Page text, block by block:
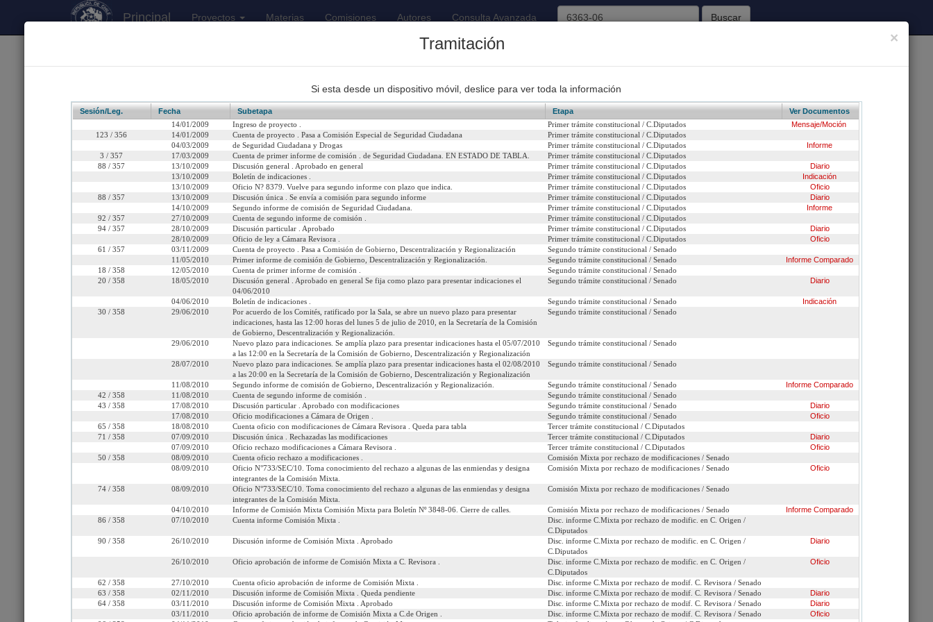
Principal Proyectos Materias Comisiones Autores Consulta Avanzada Buscar
Proyectos Iniciados 2026 170 Proyectos de Ley Despachados 93 Sesiones Celebradas 62
Boletín 6363-06
Título: Regula el cierre de calles y pasajes por motivos de seguridad ciudadana
Fecha de Ingreso: Miércoles 14 de Enero, 2009 Urgencia Actual: Sin urgencia
Cámara de Origen: C.Diputados Iniciativa: Moción
Tipo de Proyecto: Proyecto de ley Refundido: (Refundido con: 6289-25 / 3848-06 *matriz* / 6363-06 )
Etapa: Tramitación terminada
Ley N° 20.499 (Diario Oficial del 08/02/2011)
Link para compartir: http://www.senado.cl/appsenado/templates/tramitacion/index.php?boletin_ini=6363-06
Seleccione la información que desea ver:
Tramitación Informes Oficios Indicaciones Materias
×
Tramitación
Si esta desde un dispositivo móvil, deslice para ver toda la información
Sesión/Leg. Fecha Subetapa Etapa
Ver Documentos
14/01/2009
Ingreso de proyecto . Primer trámite constitucional / C.Diputados
Mensaje/Moción
123 / 356
14/01/2009 Cuenta de proyecto . Pasa a Comisión Especial de Seguridad Ciudadana
Primer trámite constitucional / C.Diputados
04/03/2009
de Seguridad Ciudadana y Drogas Primer trámite constitucional / C.Diputados
Informe
3 / 357
17/03/2009 Cuenta de primer informe de comisión . de Seguridad Ciudadana. EN ESTADO DE TABLA.
Primer trámite constitucional / C.Diputados
88 / 357
13/10/2009 Discusión general . Aprobado en general Primer trámite constitucional / C.Diputados
Diario
13/10/2009
Boletín de indicaciones . Primer trámite constitucional / C.Diputados
Indicación
13/10/2009
Oficio N? 8379. Vuelve para segundo informe con plazo que indica. Primer trámite constitucional / C.Diputados
Oficio
88 / 357
13/10/2009 Discusión única . Se envía a comisión para segundo informe Primer trámite constitucional / C.Diputados
Diario
14/10/2009
Segundo informe de comisión de Seguridad Ciudadana. Primer trámite constitucional / C.Diputados
Informe
92 / 357
27/10/2009 Cuenta de segundo informe de comisión .
Primer trámite constitucional / C.Diputados
94 / 357
28/10/2009 Discusión particular . Aprobado Primer trámite constitucional / C.Diputados
Diario
28/10/2009
Oficio de ley a Cámara Revisora . Primer trámite constitucional / C.Diputados
Oficio
61 / 357
03/11/2009 Cuenta de proyecto . Pasa a Comisión de Gobierno, Descentralización y Regionalización
Segundo trámite constitucional / Senado
11/05/2010
Primer informe de comisión de Gobierno, Descentralización y Regionalización. Segundo trámite constitucional / Senado Informe Comparado
18 / 358
12/05/2010 Cuenta de primer informe de comisión .
Segundo trámite constitucional / Senado
20 / 358
18/05/2010
Discusión general . Aprobado en general Se fija como plazo para presentar indicaciones el
04/06/2010
Segundo trámite constitucional / Senado Diario
04/06/2010 Boletín de indicaciones . Segundo trámite constitucional / Senado
Indicación
30 / 358
29/06/2010
Por acuerdo de los Comités, ratificado por la Sala, se abre un nuevo plazo para presentar
indicaciones, hasta las 12:00 horas del lunes 5 de julio de 2010, en la Secretaría de la Comisión
de Gobierno, Descentralización y Regionalización.
Segundo trámite constitucional / Senado
29/06/2010
Nuevo plazo para indicaciones. Se amplía plazo para presentar indicaciones hasta el 05/07/2010
a las 12:00 en la Secretaría de la Comisión de Gobierno, Descentralización y Regionalización
Segundo trámite constitucional / Senado
28/07/2010
Nuevo plazo para indicaciones. Se amplía plazo para presentar indicaciones hasta el 02/08/2010
a las 20:00 en la Secretaría de la Comisión de Gobierno, Descentralización y Regionalización
Segundo trámite constitucional / Senado
11/08/2010 Segundo informe de comisión de Gobierno, Descentralización y Regionalización. Segundo trámite constitucional / Senado Informe Comparado
42 / 358
11/08/2010 Cuenta de segundo informe de comisión .
Segundo trámite constitucional / Senado
43 / 358
17/08/2010 Discusión particular . Aprobado con modificaciones Segundo trámite constitucional / Senado
Diario
17/08/2010
Oficio modificaciones a Cámara de Origen . Segundo trámite constitucional / Senado
Oficio
65 / 358
18/08/2010 Cuenta oficio con modificaciones de Cámara Revisora . Queda para tabla
Tercer trámite constitucional / C.Diputados
71 / 358
07/09/2010 Discusión única . Rechazadas las modificaciones Tercer trámite constitucional / C.Diputados
Diario
07/09/2010
Oficio rechazo modificaciones a Cámara Revisora . Tercer trámite constitucional / C.Diputados
Oficio
50 / 358
08/09/2010 Cuenta oficio rechazo a modificaciones .
Comisión Mixta por rechazo de modificaciones / Senado
08/09/2010
Oficio N°733/SEC/10. Toma conocimiento del rechazo a algunas de las enmiendas y designa
integrantes de la Comisión Mixta.
Comisión Mixta por rechazo de modificaciones / Senado Oficio
74 / 358 08/09/2010
Oficio N°733/SEC/10. Toma conocimiento del rechazo a algunas de las enmiendas y designa
integrantes de la Comisión Mixta.
Comisión Mixta por rechazo de modificaciones / Senado
04/10/2010 Informe de Comisión Mixta Comisión Mixta para Boletín Nº 3848-06. Cierre de calles. Comisión Mixta por rechazo de modificaciones / Senado Informe Comparado
86 / 358
07/10/2010 Cuenta informe Comisión Mixta .
Disc. informe C.Mixta por rechazo de modific. en C. Origen /
C.Diputados
90 / 358
26/10/2010 Discusión informe de Comisión Mixta . Aprobado
Disc. informe C.Mixta por rechazo de modific. en C. Origen /
C.Diputados
Diario
26/10/2010 Oficio aprobación de informe de Comisión Mixta a C. Revisora .
Disc. informe C.Mixta por rechazo de modific. en C. Origen /
C.Diputados
Oficio
62 / 358 27/10/2010 Cuenta oficio aprobación de informe de Comisión Mixta .
Disc. informe C.Mixta por rechazo de modif. C. Revisora / Senado
63 / 358
02/11/2010 Discusión informe de Comisión Mixta . Queda pendiente Disc. informe C.Mixta por rechazo de modif. C. Revisora / Senado
Diario
64 / 358
03/11/2010 Discusión informe de Comisión Mixta . Aprobado Disc. informe C.Mixta por rechazo de modif. C. Revisora / Senado
Diario
03/11/2010
Oficio aprobación de informe de Comisión Mixta a C.de Origen . Disc. informe C.Mixta por rechazo de modif. C. Revisora / Senado
Oficio